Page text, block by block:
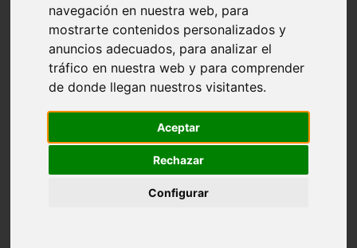
navegación en nuestra web, para
mostrarte contenidos personalizados y
anuncios adecuados, para analizar el
tráfico en nuestra web y para comprender
de donde llegan nuestros visitantes.
Aceptar
Rechazar
Configurar
Huesca - castejón-de-sos
Lleida - alt-àneu
Córdoba - almedinilla
Navarra - zangoza
Cantabria - arenas-de-iguña
Barcelona - la-pobla-de-lillet
Murcia - cartagena
Madrid - nuevo-baztán